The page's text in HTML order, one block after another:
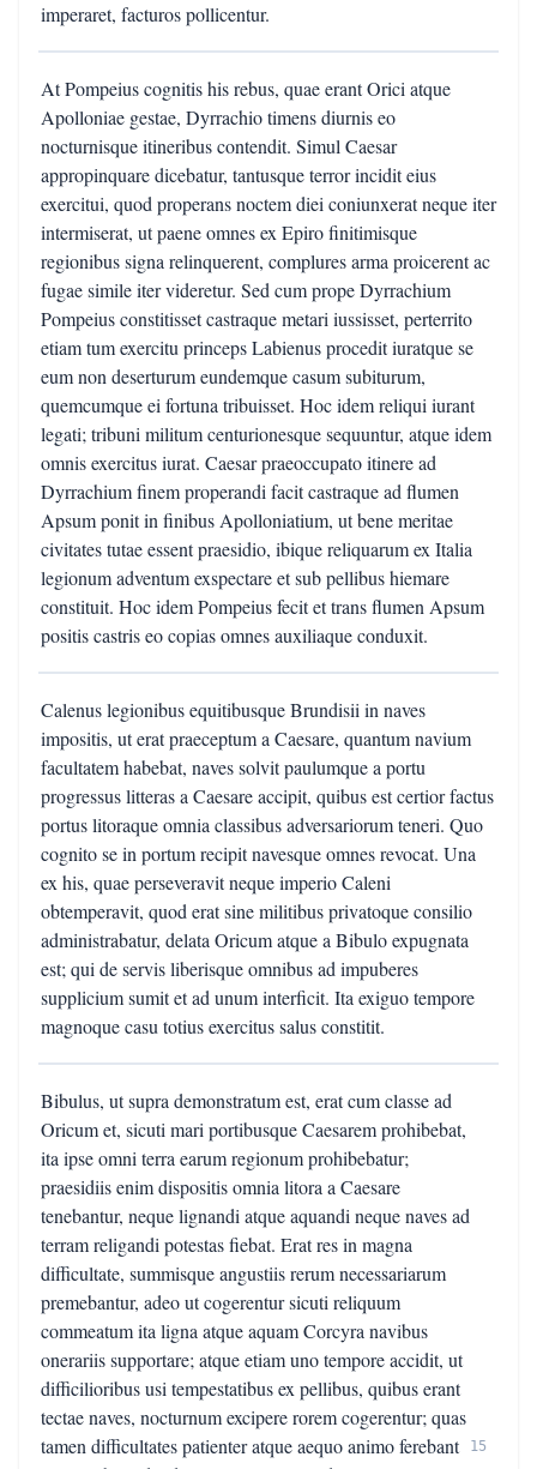
imperaret, facturos pollicentur.
At Pompeius cognitis his rebus, quae erant Orici atque
Apolloniae gestae, Dyrrachio timens diurnis eo
nocturnisque itineribus contendit. Simul Caesar
appropinquare dicebatur, tantusque terror incidit eius
exercitui, quod properans noctem diei coniunxerat neque iter
intermiserat, ut paene omnes ex Epiro finitimisque
regionibus signa relinquerent, complures arma proicerent ac
fugae simile iter videretur. Sed cum prope Dyrrachium
Pompeius constitisset castraque metari iussisset, perterrito
etiam tum exercitu princeps Labienus procedit iuratque se
eum non deserturum eundemque casum subiturum,
quemcumque ei fortuna tribuisset. Hoc idem reliqui iurant
legati; tribuni militum centurionesque sequuntur, atque idem
omnis exercitus iurat. Caesar praeoccupato itinere ad
Dyrrachium finem properandi facit castraque ad flumen
Apsum ponit in finibus Apolloniatium, ut bene meritae
civitates tutae essent praesidio, ibique reliquarum ex Italia
legionum adventum exspectare et sub pellibus hiemare
constituit. Hoc idem Pompeius fecit et trans flumen Apsum
positis castris eo copias omnes auxiliaque conduxit.
Calenus legionibus equitibusque Brundisii in naves
impositis, ut erat praeceptum a Caesare, quantum navium
facultatem habebat, naves solvit paulumque a portu
progressus litteras a Caesare accipit, quibus est certior factus
portus litoraque omnia classibus adversariorum teneri. Quo
cognito se in portum recipit navesque omnes revocat. Una
ex his, quae perseveravit neque imperio Caleni
obtemperavit, quod erat sine militibus privatoque consilio
administrabatur, delata Oricum atque a Bibulo expugnata
est; qui de servis liberisque omnibus ad impuberes
supplicium sumit et ad unum interficit. Ita exiguo tempore
magnoque casu totius exercitus salus constitit.
Bibulus, ut supra demonstratum est, erat cum classe ad
Oricum et, sicuti mari portibusque Caesarem prohibebat,
ita ipse omni terra earum regionum prohibebatur;
praesidiis enim dispositis omnia litora a Caesare
tenebantur, neque lignandi atque aquandi neque naves ad
terram religandi potestas fiebat. Erat res in magna
difficultate, summisque angustiis rerum necessariarum
premebantur, adeo ut cogerentur sicuti reliquum
commeatum ita ligna atque aquam Corcyra navibus
onerariis supportare; atque etiam uno tempore accidit, ut
difficilioribus usi tempestatibus ex pellibus, quibus erant
tectae naves, nocturnum excipere rorem cogerentur; quas
tamen difficultates patienter atque aequo animo ferebant
15